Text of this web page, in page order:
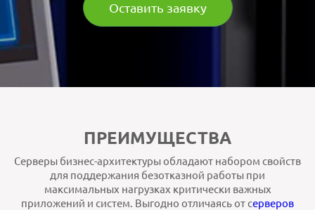
Оставить заявку
ПРЕИМУЩЕСТВА
Серверы бизнес-архитектуры обладают набором свойств
для поддержания безотказной работы при
максимальных нагрузках критически важных
приложений и систем. Выгодно отличаясь от серверов